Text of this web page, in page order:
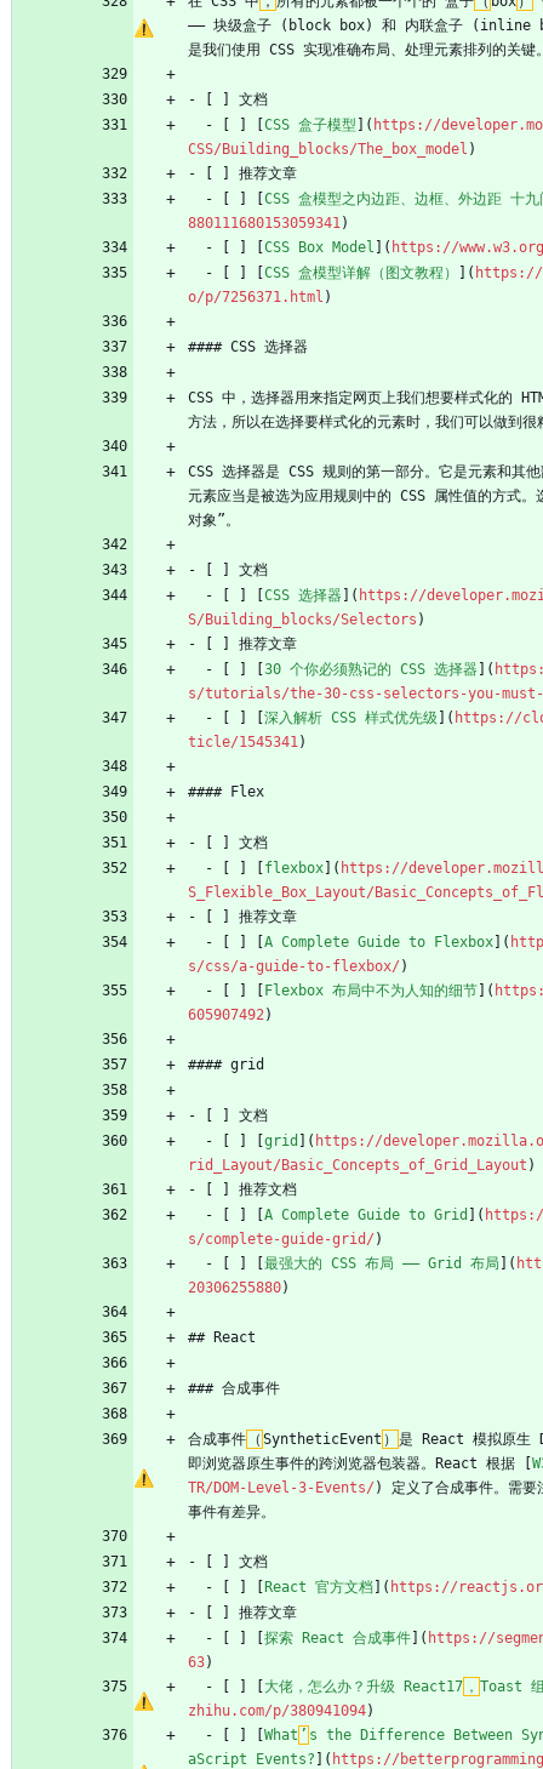
—— 块级盒子 (block box) 和 内联盒子 (inline
是我们使用 CSS 实现准确布局、处理元素排列的关键
- [ ] 文档
  - [ ] [
CSS 盒子模型 ]( https://
CSS/Building_blocks/The_box_model )
- [ ] 推荐文章
  - [ ] [
CSS 盒模型之内边距、边框、外边距 十九
880111680153059341)
  - [ ] [
CSS Box Model ]( https://
  - [ ] [
CSS 盒模型详解（图文教程） ]( https://
o/p/7256371.html )
#### CSS 选择器
CSS 中，选择器用来指定网页上我们想要样式化的
方法，所以在选择要样式化的元素时，我们可以做到很
CSS 选择器是 CSS 规则的第一部分。它是元素和其
元素应当是被选为应用规则中的 CSS 属性值的方式。
对象”。
- [ ] 文档
  - [ ] [
CSS 选择器 ]( https://
S/Building_blocks/Selectors )
- [ ] 推荐文章
  - [ ] [
30 个你必须熟记的 CSS 选择器 ](
s/tutorials/the-30-css-selectors-you-must-
  - [ ] [
深入解析 CSS 样式优先级 ]( https://
ticle/1545341)
#### Flex
- [ ] 文档
  - [ ] [
flexbox ]( https://
S_Flexible_Box_Layout/
- [ ] 推荐文章
  - [ ] [
A Complete Guide to Flexbox ](
s/css/a-guide-to-flexbox/ )
  - [ ] [
Flexbox 布局中不为人知的细节 ](
605907492)
#### grid
- [ ] 文档
  - [ ] [
grid ]( https://
rid_Layout/Basic_Concepts_of_Grid_Layout )
- [ ] 推荐文档
  - [ ] [
A Complete Guide to Grid ](
s/complete-guide-grid/ )
  - [ ] [
最强大的 CSS 布局 —— Grid 布局 ](
20306255880)
## React
### 合成事件
合成事件 （ SyntheticEvent ） 是 React 模拟原生
即浏览器原生事件的跨浏览器包装器。React 根据 [
TR/DOM-Level-3-Events/ ) 定义了合成事件。需
事件有差异。
- [ ] 文档
  - [ ] [
React 官方文档 ]( https://
- [ ] 推荐文章
  - [ ] [
探索 React 合成事件 ]( https://
63)
  - [ ] [
大佬，怎么办？升级 React17 ， Toast
zhihu.com/p/380941094)
  - [ ] [
What ’ s the Difference Between
aScript Events? ]( https://